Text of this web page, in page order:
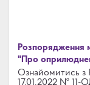
Розпорядження
"Про
Ознайомитись з
17.01.2022 № 11-